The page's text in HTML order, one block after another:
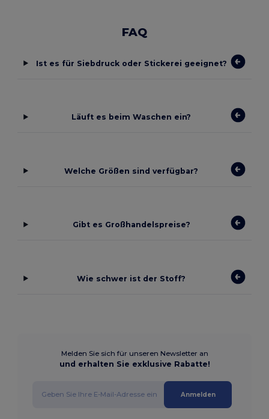
FAQ
Ist es für Siebdruck oder Stickerei geeignet?
Läuft es beim Waschen ein?
Welche Größen sind verfügbar?
Gibt es Großhandelspreise?
Wie schwer ist der Stoff?
Melden Sie sich für unseren Newsletter an
und erhalten Sie exklusive Rabatte!
Anmelden